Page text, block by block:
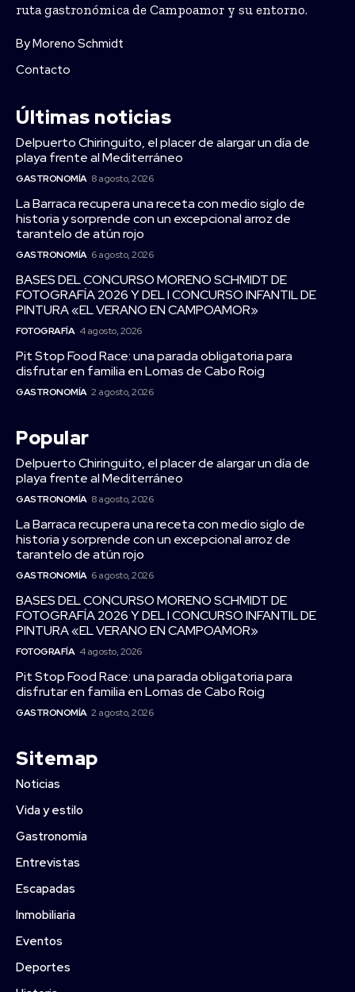
ruta gastronómica de Campoamor y su entorno.
By Moreno Schmidt
Contacto
Últimas noticias
Delpuerto Chiringuito, el placer de alargar un día de
playa frente al Mediterráneo
GASTRONOMÍA 8 agosto, 2026
La Barraca recupera una receta con medio siglo de
historia y sorprende con un excepcional arroz de
tarantelo de atún rojo
GASTRONOMÍA 6 agosto, 2026
BASES DEL CONCURSO MORENO SCHMIDT DE
FOTOGRAFÍA 2026 Y DEL I CONCURSO INFANTIL DE
PINTURA «EL VERANO EN CAMPOAMOR»
FOTOGRAFÍA 4 agosto, 2026
Pit Stop Food Race: una parada obligatoria para
disfrutar en familia en Lomas de Cabo Roig
GASTRONOMÍA 2 agosto, 2026
Popular
Delpuerto Chiringuito, el placer de alargar un día de
playa frente al Mediterráneo
GASTRONOMÍA 8 agosto, 2026
La Barraca recupera una receta con medio siglo de
historia y sorprende con un excepcional arroz de
tarantelo de atún rojo
GASTRONOMÍA 6 agosto, 2026
BASES DEL CONCURSO MORENO SCHMIDT DE
FOTOGRAFÍA 2026 Y DEL I CONCURSO INFANTIL DE
PINTURA «EL VERANO EN CAMPOAMOR»
FOTOGRAFÍA 4 agosto, 2026
Pit Stop Food Race: una parada obligatoria para
disfrutar en familia en Lomas de Cabo Roig
GASTRONOMÍA 2 agosto, 2026
Sitemap
Noticias
Vida y estilo
Gastronomía
Entrevistas
Escapadas
Inmobiliaria
Eventos
Deportes